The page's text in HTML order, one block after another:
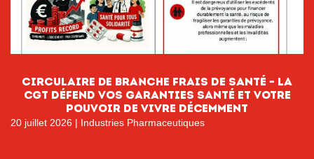
circulaire de branche FRAIS DE SANTÉ – LA
CGT DÉFEND VOS GARANTIES SANTÉ ET VOTRE
POUVOIR DE VIVRE DÉCEMMENT
20 juillet 2026 | Industries Pharmaceutiques